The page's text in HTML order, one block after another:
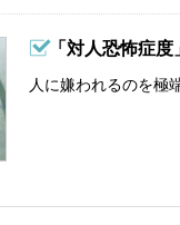
「対人恐怖症度
人に嫌われるのを極